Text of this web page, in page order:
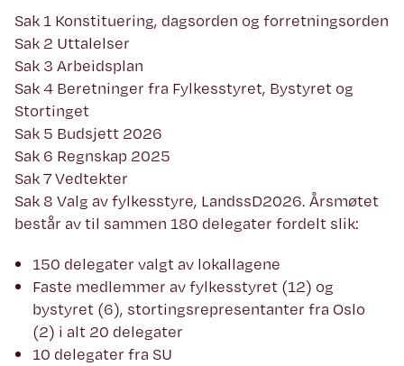
Sak 1 Konstituering, dagsorden og forretningsorden
Sak 2 Uttalelser
Sak 3 Arbeidsplan
Sak 4 Beretninger fra Fylkesstyret, Bystyret og
Stortinget
Sak 5 Budsjett 2026
Sak 6 Regnskap 2025
Sak 7 Vedtekter
Sak 8 Valg av fylkesstyre, LandssD2026. Årsmøtet
består av til sammen 180 delegater fordelt slik:
150 delegater valgt av lokallagene
Faste medlemmer av fylkesstyret (12) og
bystyret (6), stortingsrepresentanter fra Oslo
(2) i alt 20 delegater
10 delegater fra SU